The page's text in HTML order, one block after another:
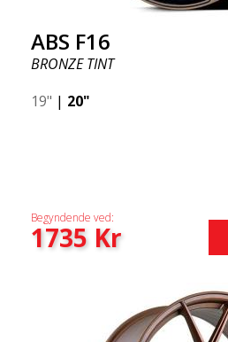
ABS F16
BRONZE TINT
19" | 20"
Begyndende ved:
1735Kr